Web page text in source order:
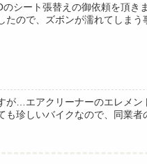
シート張替えの御依頼を頂
ので、ズボンが濡れてしまう
が…エアクリーナーのエレメ
珍しいバイクなので、同業者